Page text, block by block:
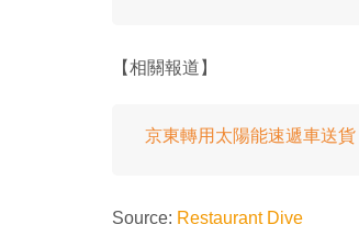
【相關報道】
京東轉用太陽能速遞車送
Source: Restaurant Dive